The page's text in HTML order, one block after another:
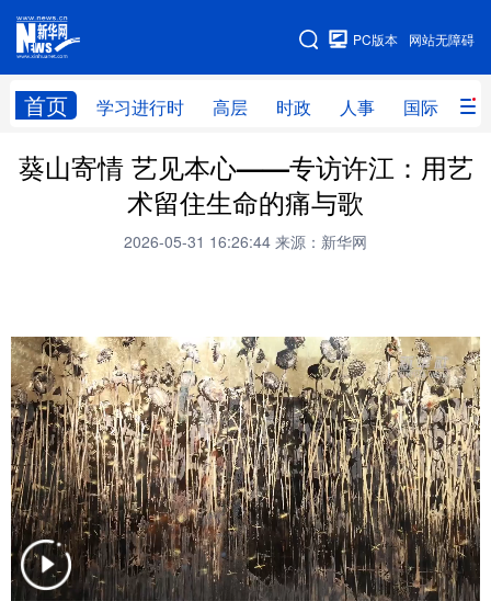
网站无障碍
PC版本
首页 学习进行时 高层 时政 人事 国际 财
网站地图
学习进行时 高层 时政 人事
财经 网评
全球连线
文化 书画 健康 军事
访谈 视频 图片 政务
法律 中央文件 金融 汽车
食品 人居 信息化 数字经济
学术中国 乡村振兴 银龄 溯源中国
城市 旅游 能源 会展
葵山寄情 艺见本心——专访许江：用艺
术留住生命的痛与歌
2026-05-31 16:26:44 来源：新华网